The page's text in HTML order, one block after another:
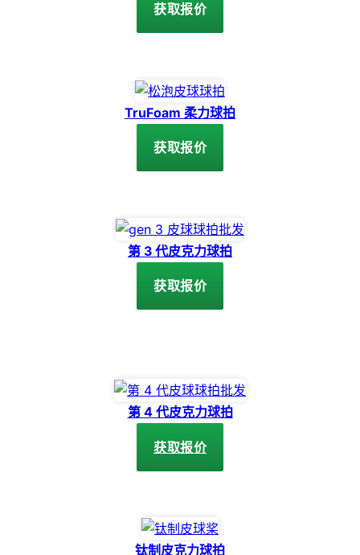
获取报价
TruFoam 柔力球拍
获取报价
第 3 代皮克力球拍
获取报价
第 4 代皮克力球拍
获取报价
钛制皮克力球拍